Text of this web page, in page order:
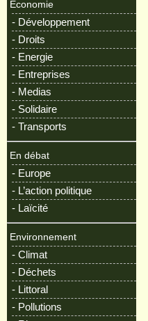
Economie
- Développement
- Droits
- Energie
- Entreprises
- Medias
- Solidaire
- Transports
En débat
- Europe
- L’action politique
- Laïcité
Environnement
- Climat
- Déchets
- Littoral
- Pollutions